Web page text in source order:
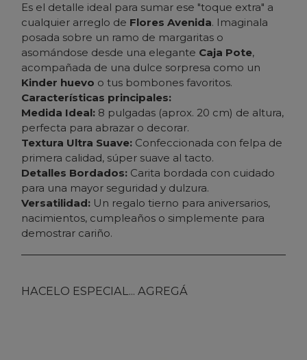
Es el detalle ideal para sumar ese "toque extra" a
cualquier arreglo de Flores Avenida. Imaginala
posada sobre un ramo de margaritas o
asomándose desde una elegante Caja Pote,
acompañada de una dulce sorpresa como un
Kinder huevo o tus bombones favoritos.
Características principales:
Medida Ideal: 8 pulgadas (aprox. 20 cm) de altura,
perfecta para abrazar o decorar.
Textura Ultra Suave: Confeccionada con felpa de
primera calidad, súper suave al tacto.
Detalles Bordados: Carita bordada con cuidado
para una mayor seguridad y dulzura.
Versatilidad: Un regalo tierno para aniversarios,
nacimientos, cumpleaños o simplemente para
demostrar cariño.
HACELO ESPECIAL... AGREGÁ